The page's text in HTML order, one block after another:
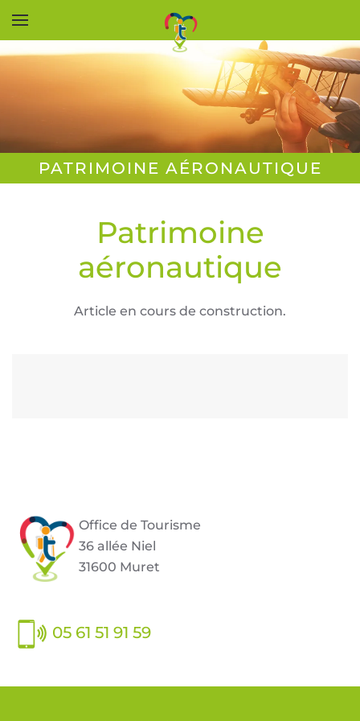
Accéder au contenu principal
PATRIMOINE AÉRONAUTIQUE
Patrimoine
aéronautique
Article en cours de construction.
Office de Tourisme
36 allée Niel
31600 Muret
05 61 51 91 59